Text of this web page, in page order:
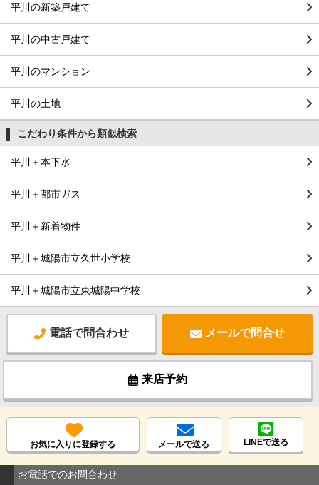
平川の新築戸建て
平川の中古戸建て
平川のマンション
平川の土地
こだわり条件から類似検索
平川＋本下水
平川＋都市ガス
平川＋新着物件
平川＋城陽市立久世小学校
平川＋城陽市立東城陽中学校
電話で問合わせ メールで問合せ
来店予約
お気に入りに登録する メールで送る LINEで送る
お電話でのお問合わせ